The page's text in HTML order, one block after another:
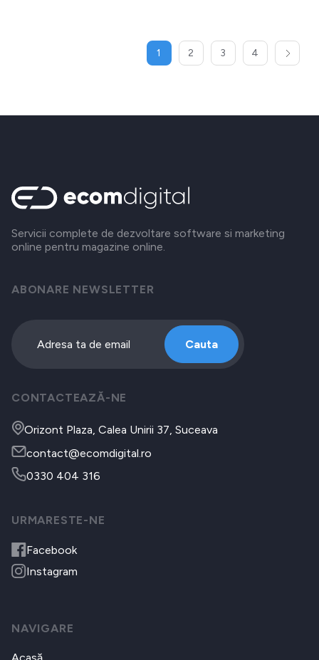
1 2 3 4
Servicii complete de dezvoltare software si marketing
online pentru magazine online.
ABONARE NEWSLETTER
Cauta
CONTACTEAZĂ-NE
Orizont Plaza, Calea Unirii 37, Suceava
contact@ecomdigital.ro
0330 404 316
URMARESTE-NE
Facebook
Instagram
NAVIGARE